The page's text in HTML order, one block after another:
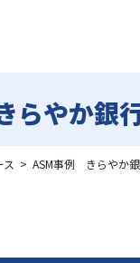
やか銀
ス > ASM事例　きらやか